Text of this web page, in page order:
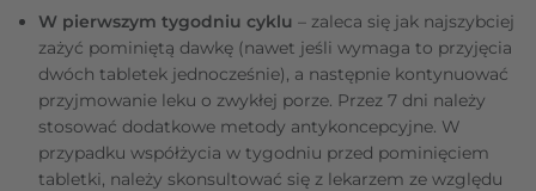
W pierwszym tygodniu cyklu – zaleca się jak najszybciej
zażyć pominiętą dawkę (nawet jeśli wymaga to przyjęcia
dwóch tabletek jednocześnie), a następnie kontynuować
przyjmowanie leku o zwykłej porze. Przez 7 dni należy
stosować dodatkowe metody antykoncepcyjne. W
przypadku współżycia w tygodniu przed pominięciem
tabletki, należy skonsultować się z lekarzem ze względu